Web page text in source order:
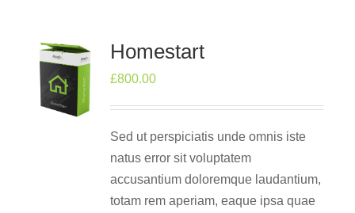
Homestart
£800.00
Sed ut perspiciatis unde omnis iste
natus error sit voluptatem
accusantium doloremque laudantium,
totam rem aperiam, eaque ipsa quae